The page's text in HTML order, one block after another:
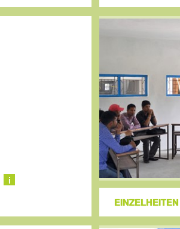
i
EINZELHEITEN